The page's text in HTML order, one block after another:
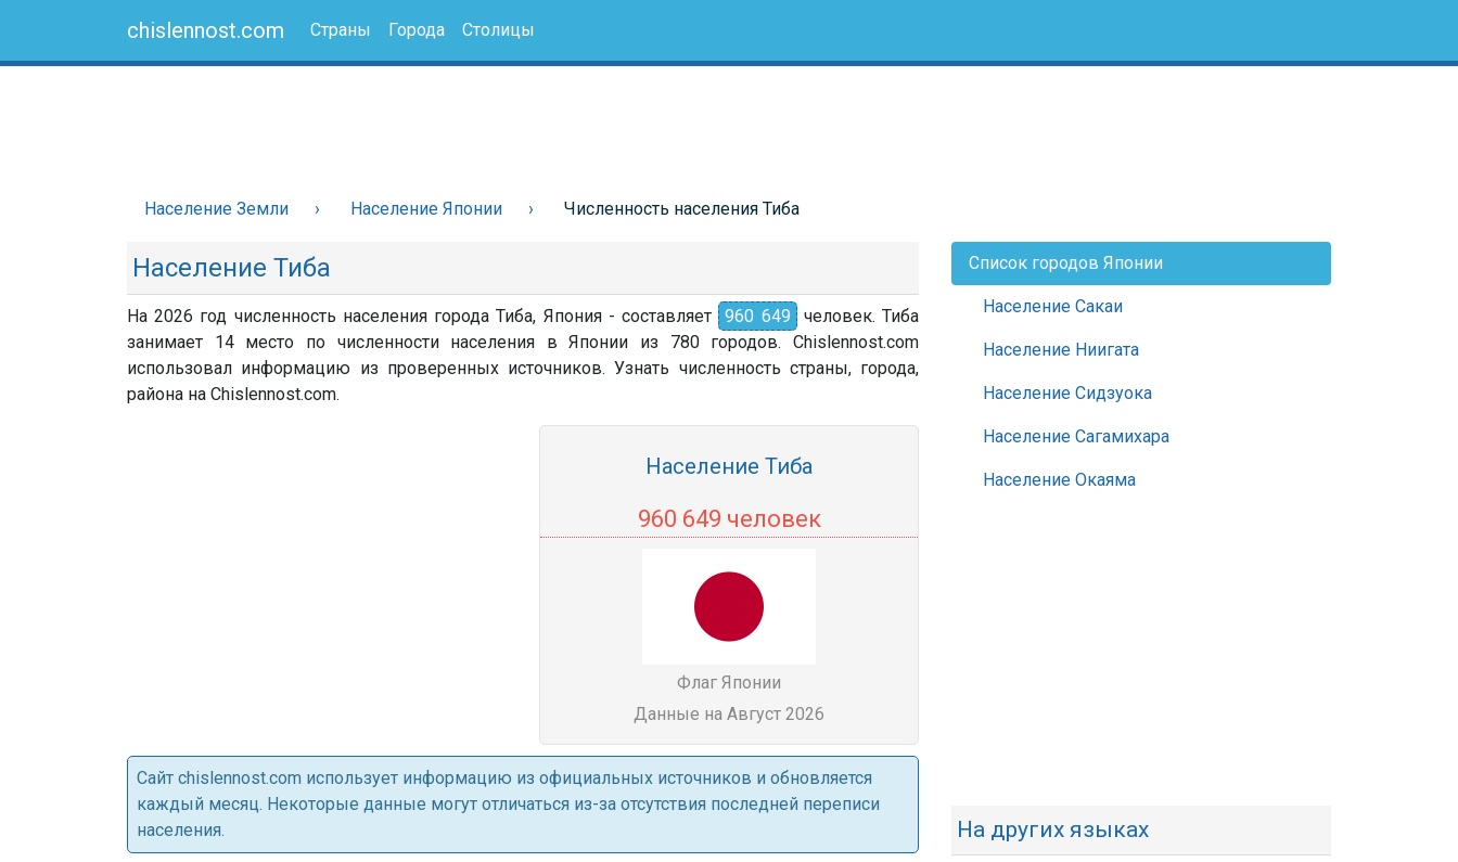
chislennost.com Страны Города Столицы
Население Земли Население Японии Численность населения Тиба
Население Тиба
На 2026 год численность населения города Тиба, Япония - составляет 960 649 человек. Тиба
занимает 14 место по численности населения в Японии из 780 городов. Chislennost.com
использовал информацию из проверенных источников. Узнать численность страны, города,
района на Chislennost.com.
Население Тиба
960 649 человек
Флаг Японии
Данные на Август 2026
Cайт chislennost.com использует информацию из официальных источников и обновляется
каждый месяц. Некоторые данные могут отличаться из-за отсутствия последней переписи
населения.
Список городов Японии
Население Сакаи
Население Ниигата
Население Сидзуока
Население Сагамихара
Население Окаяма
На других языках